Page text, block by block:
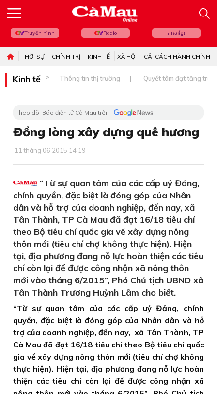
Truyền hình Radio ភាសាខ្មែរ
THỜI SỰ CHÍNH TRỊ KINH TẾ XÃ HỘI CẢI CÁCH HÀNH CHÍNH
Kinh tế Thông tin thị trường Quyết tâm đạt tăng
Theo dõi Báo điện tử Cà Mau trên
Đồng lòng xây dựng quê hương
11 tháng 06 2015 14:19
“Từ sự quan tâm của các cấp uỷ Đảng,
chính quyền, đặc biệt là đóng góp của Nhân
dân và hỗ trợ của doanh nghiệp, đến nay, xã
Tân Thành, TP Cà Mau đã đạt 16/18 tiêu chí
theo Bộ tiêu chí quốc gia về xây dựng nông
thôn mới (tiêu chí chợ không thực hiện). Hiện
tại, địa phương đang nỗ lực hoàn thiện các tiêu
chí còn lại để được công nhận xã nông thôn
mới vào tháng 6/2015”, Phó Chủ tịch UBND xã
Tân Thành Trương Huỳnh Lãm cho biết.
“Từ sự quan tâm của các cấp uỷ Đảng, chính
quyền, đặc biệt là đóng góp của Nhân dân và hỗ
trợ của doanh nghiệp, đến nay, xã Tân Thành, TP
Cà Mau đã đạt 16/18 tiêu chí theo Bộ tiêu chí quốc
gia về xây dựng nông thôn mới (tiêu chí chợ không
thực hiện). Hiện tại, địa phương đang nỗ lực hoàn
thiện các tiêu chí còn lại để được công nhận xã